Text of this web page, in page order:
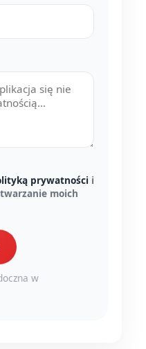
prywatności i
moich
w